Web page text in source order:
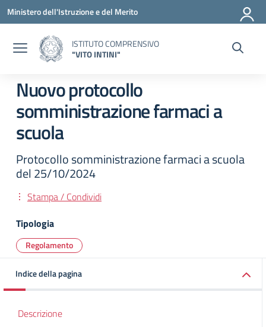
Vai ai contenuti
Vai al menu di navigazione
Vai al footer
Ministero dell'Istruzione e del Merito
ISTITUTO COMPRENSIVO
"VITO INTINI"
Nuovo protocollo
somministrazione farmaci a
scuola
Protocollo somministrazione farmaci a scuola
del 25/10/2024
Stampa / Condividi
Tipologia
Regolamento
Indice della pagina
Descrizione